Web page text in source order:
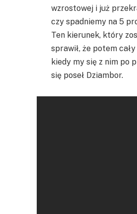
wzrostowej i już
czy spadniemy na 5
Ten kierunek, który
sprawił, że potem
kiedy my się z nim po
się poseł Dziambor.